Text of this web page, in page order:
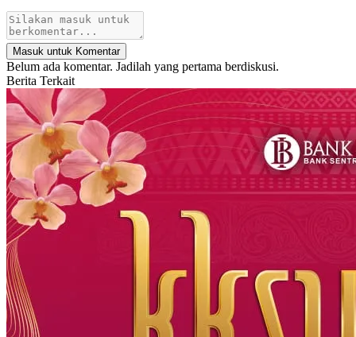
Masuk untuk Komentar
Belum ada komentar. Jadilah yang pertama berdiskusi.
Berita Terkait